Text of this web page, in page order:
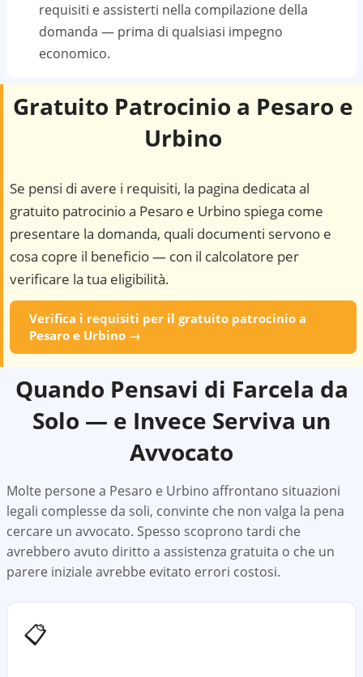
requisiti e assisterti nella compilazione della
domanda — prima di qualsiasi impegno
economico.
Gratuito Patrocinio a Pesaro e
Urbino
Se pensi di avere i requisiti, la pagina dedicata al
gratuito patrocinio a Pesaro e Urbino spiega come
presentare la domanda, quali documenti servono e
cosa copre il beneficio — con il calcolatore per
verificare la tua eligibilità.
Verifica i requisiti per il gratuito patrocinio a
Pesaro e Urbino →
Quando Pensavi di Farcela da
Solo — e Invece Serviva un
Avvocato
Molte persone a Pesaro e Urbino affrontano situazioni
legali complesse da soli, convinte che non valga la pena
cercare un avvocato. Spesso scoprono tardi che
avrebbero avuto diritto a assistenza gratuita o che un
parere iniziale avrebbe evitato errori costosi.
📋